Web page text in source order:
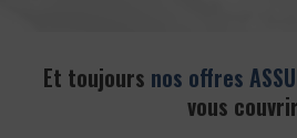
Et toujours nos offres
vous